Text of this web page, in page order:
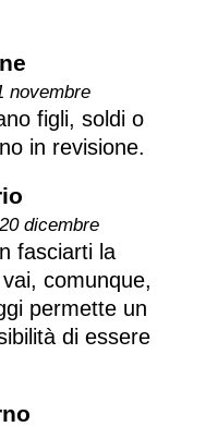
novembre
figli, soldi o
in revisione.
dicembre
fasciarti la
comunque,
permette un
di essere